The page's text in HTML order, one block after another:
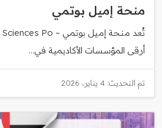
منحة إميل بوتمي
أرقى المؤسسات الأكاديمية في...
تم التحديث: 4 يناير، 2026